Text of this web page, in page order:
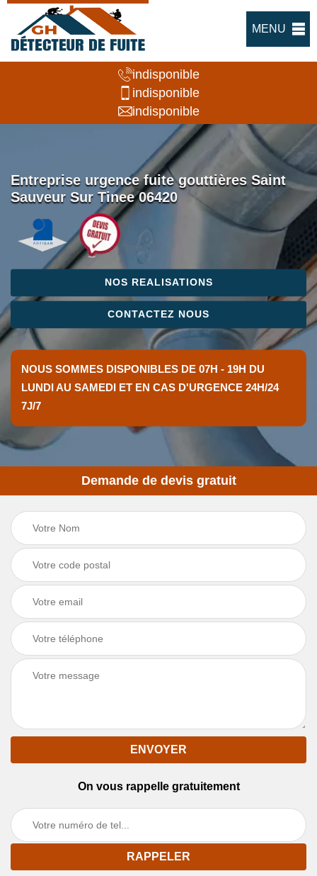
MENU
indisponible
indisponible
indisponible
Entreprise urgence fuite gouttières Saint
Sauveur Sur Tinee 06420
NOS REALISATIONS
CONTACTEZ NOUS
NOUS SOMMES DISPONIBLES DE 07H - 19H DU
LUNDI AU SAMEDI ET EN CAS D'URGENCE 24H/24
7J/7
Demande de devis gratuit
On vous rappelle gratuitement